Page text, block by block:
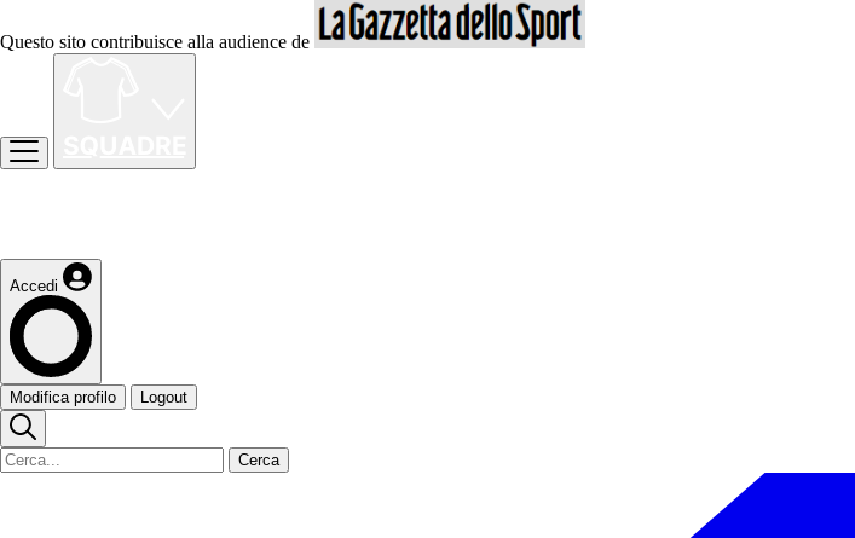
Questo sito contribuisce alla audience de
Accedi
Modifica profilo Logout
Cerca